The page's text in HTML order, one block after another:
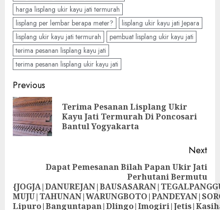
harga lisplang ukir kayu jati termurah
lisplang per lembar berapa meter?
lisplang ukir kayu jati Jepara
lisplang ukir kayu jati termurah
pembuat lisplang ukir kayu jati
terima pesanan lisplang kayu jati
terima pesanan lisplang ukir kayu jati
Previous
Terima Pesanan Lisplang Ukir
Kayu Jati Termurah Di Poncosari
Bantul Yogyakarta
Next
Dapat Pemesanan Bilah Papan Ukir Jati
Perhutani Bermutu